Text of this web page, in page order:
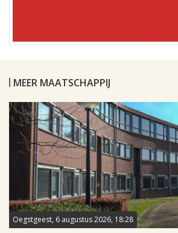
MEER MAATSCHAPPIJ
Oegstgeest, 6 augustus 2026, 18:28